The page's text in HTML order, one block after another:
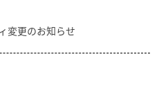
変更のお知らせ